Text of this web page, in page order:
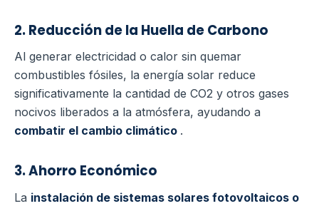
2. Reducción de la Huella de Carbono
Al generar electricidad o calor sin quemar
combustibles fósiles, la energía solar reduce
significativamente la cantidad de CO2 y otros gases
nocivos liberados a la atmósfera, ayudando a
combatir el cambio climático .
3. Ahorro Económico
La instalación de sistemas solares fotovoltaicos o